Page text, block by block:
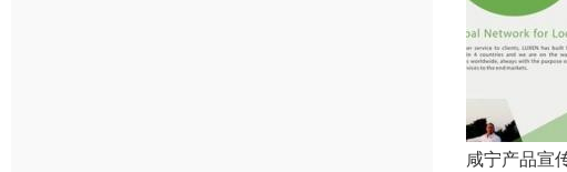
咸宁产品宣